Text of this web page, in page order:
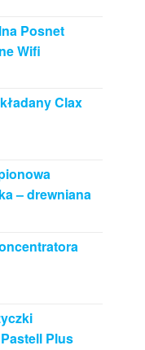
Posnet
Wifi
Clax
– drewniana
Plus